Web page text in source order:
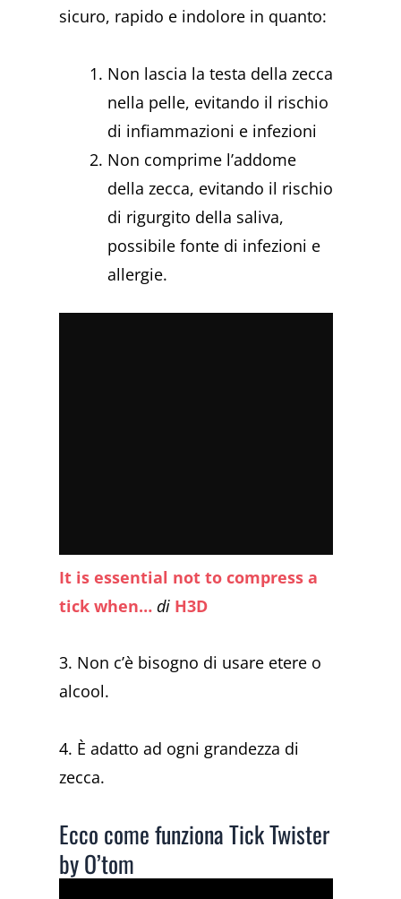
sicuro, rapido e indolore in quanto:
Non lascia la testa della zecca
nella pelle, evitando il rischio
di infiammazioni e infezioni
Non comprime l’addome
della zecca, evitando il rischio
di rigurgito della saliva,
possibile fonte di infezioni e
allergie.
It is essential not to compress a
tick when… di H3D
3. Non c’è bisogno di usare etere o
alcool.
4. È adatto ad ogni grandezza di
zecca.
Ecco come funziona Tick Twister
by O’tom